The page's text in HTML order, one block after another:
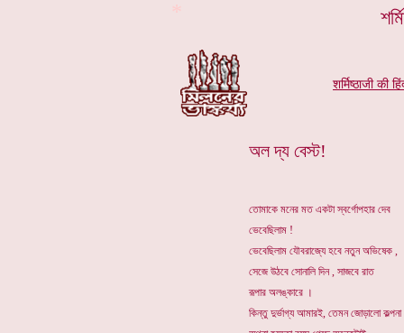
शर्मिष्ठाजी की
অল দ্য বেস্ট!
তোমাকে মনের মত একটা স্বর্গোপহার দেব
ভেবেছিলাম !
ভেবেছিলাম যৌবরাজ্যে হবে নতুন অভিষেক ,
সেজে উঠবে সোনালি দিন , সাজবে রাত
রূপার অলঙ্কারে ।
কিন্তু দুর্ভাগ্য আমারই, তেমন জোড়ালো